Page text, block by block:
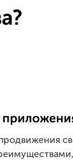
продвижения